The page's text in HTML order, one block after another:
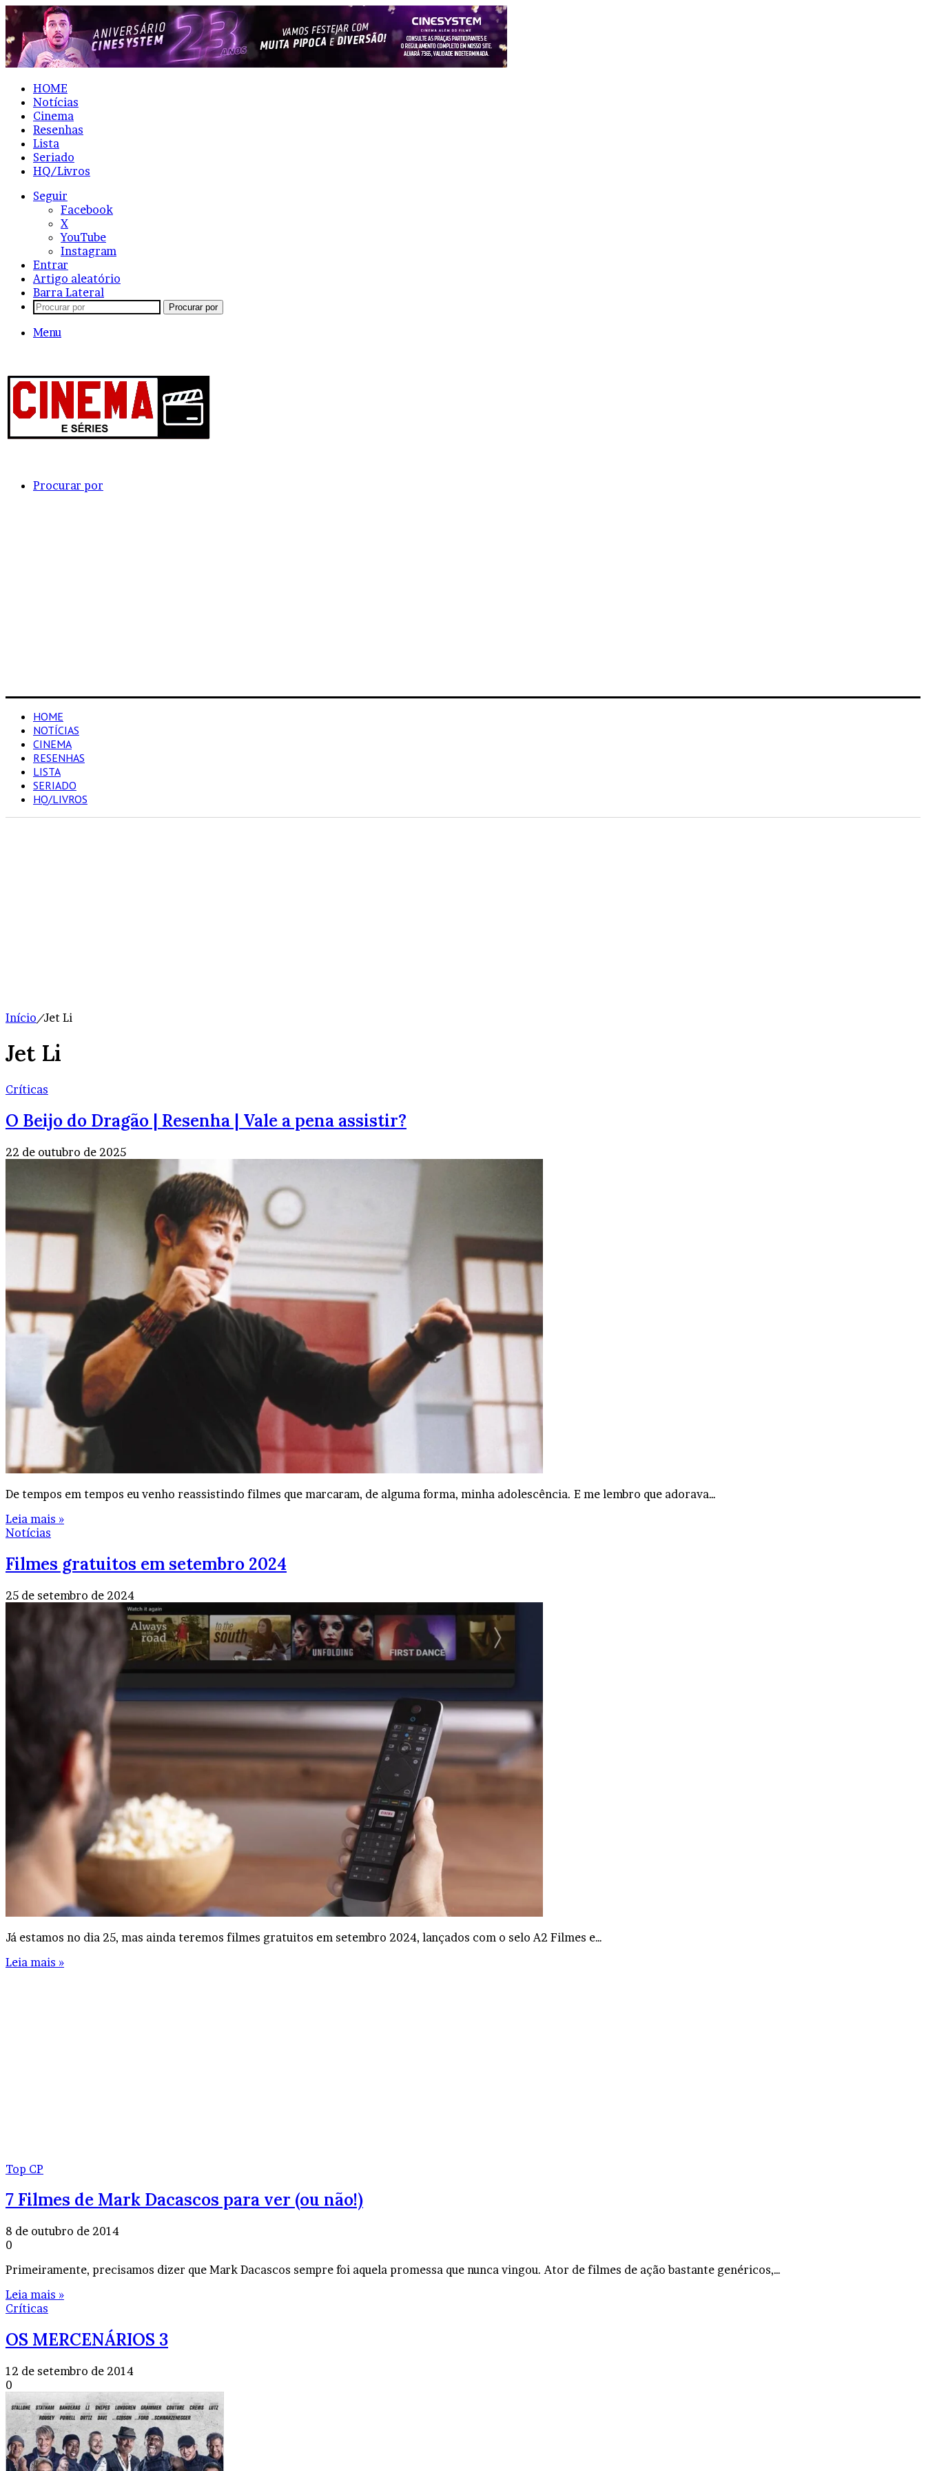
HOME
Notícias
Cinema
Resenhas
Lista
Seriado
HQ/Livros
Seguir
Facebook
X
YouTube
Instagram
Entrar
Artigo aleatório
Barra Lateral
Procurar por
Menu
Procurar por
HOME
NOTÍCIAS
CINEMA
RESENHAS
LISTA
SERIADO
HQ/LIVROS
Início/Jet Li
Jet Li
Críticas
O Beijo do Dragão | Resenha | Vale a pena assistir?
22 de outubro de 2025
De tempos em tempos eu venho reassistindo filmes que marcaram, de alguma forma, minha adolescência. E me lembro que adorava…
Leia mais »
Notícias
Filmes gratuitos em setembro 2024
25 de setembro de 2024
Já estamos no dia 25, mas ainda teremos filmes gratuitos em setembro 2024, lançados com o selo A2 Filmes e…
Leia mais »
Top CP
7 Filmes de Mark Dacascos para ver (ou não!)
8 de outubro de 2014
0
Primeiramente, precisamos dizer que Mark Dacascos sempre foi aquela promessa que nunca vingou. Ator de filmes de ação bastante genéricos,…
Leia mais »
Críticas
OS MERCENÁRIOS 3
12 de setembro de 2014
0